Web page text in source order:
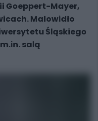
Goeppert-Mayer,
Malowidło
Śląskiego
salą